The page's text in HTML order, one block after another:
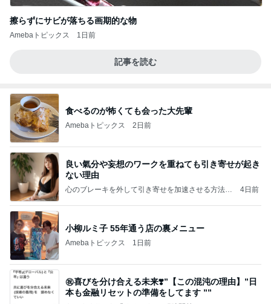
擦らずにサビが落ちる画期的な物
Amebaトピックス 1日前
記事を読む
食べるのが怖くても会った大先輩
Amebaトピックス 2日前
良い氣分や妄想のワークを重ねても引き寄せが起き
ない理由
心のブレーキを外して引き寄せを加速させる方法：
4日前
小柳ルミ子 55年通う店の裏メニュー
Amebaトピックス 1日前
㊗️喜びを分け合える未来❣️”【この混沌の理由】”⽇
本も⾦融リセットの準備をしてます ””